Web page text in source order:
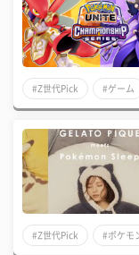
#Z世代Pick #ゲーム
#Z世代Pick #ポケモ